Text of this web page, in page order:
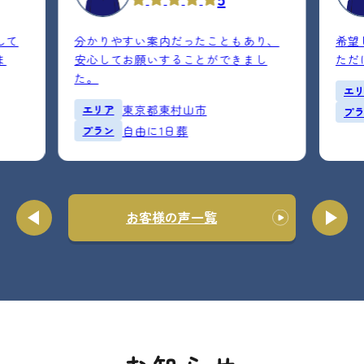
て
分かりやすい案内だったこともあり、
安心してお願いすることができまし
た。
エリア 東京都東村山市
プラン 自由に1日葬
希望
ただ
エ
プ
お客様の声一覧